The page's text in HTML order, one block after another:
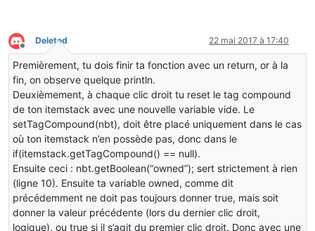
Hors-ligne
Deleted 22 mai 2017 à 17:40
Premièrement, tu dois finir ta fonction avec un return, or à la
fin, on observe quelque println.
Deuxièmement, à chaque clic droit tu reset le tag compound
de ton itemstack avec une nouvelle variable vide. Le
setTagCompound(nbt), doit être placé uniquement dans le cas
où ton itemstack n’en possède pas, donc dans le
if(itemstack.getTagCompound() == null).
Ensuite ceci : nbt.getBoolean(“owned”); sert strictement à rien
(ligne 10). Ensuite ta variable owned, comme dit
précédemment ne doit pas toujours donner true, mais soit
donner la valeur précédente (lors du dernier clic droit,
logique), ou true si il s’agit du premier clic droit. Donc avec une